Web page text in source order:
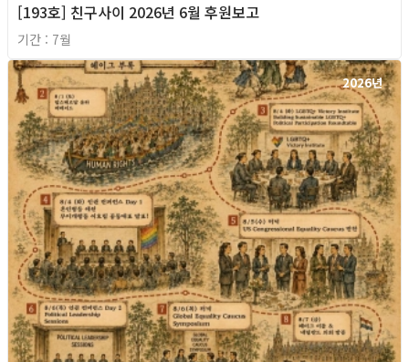
[193호] 친구사이 2026년 6월 후원보고
기간 : 7월
2026년